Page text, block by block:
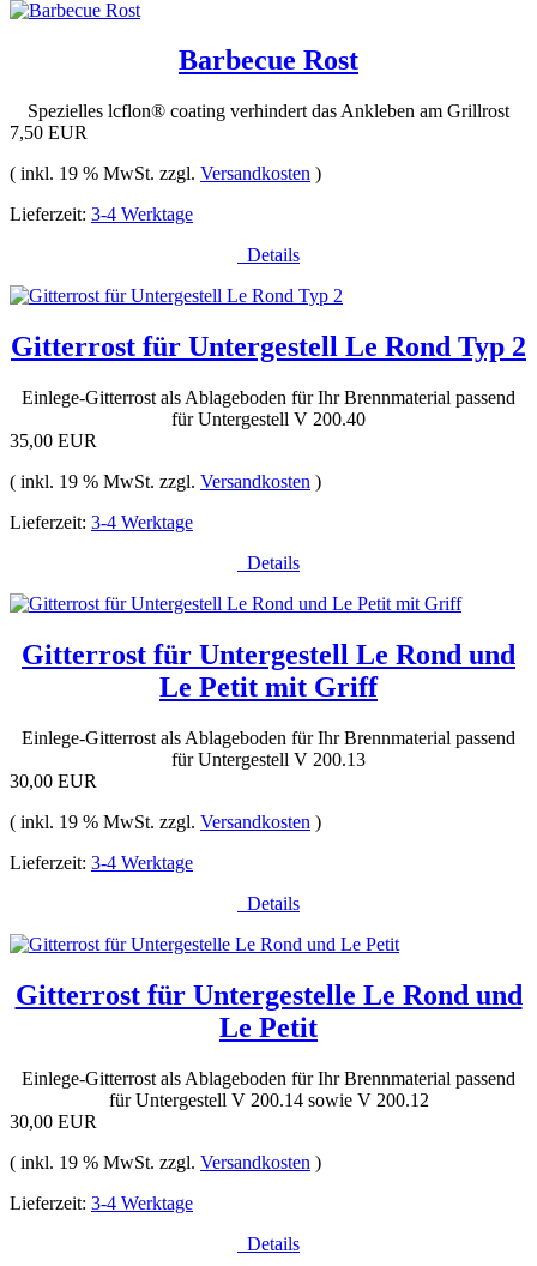
Barbecue Rost
Spezielles lcflon® coating verhindert das Ankleben am Grillrost
7,50 EUR
( inkl. 19 % MwSt. zzgl. Versandkosten )
Lieferzeit: 3-4 Werktage
Details
Gitterrost für Untergestell Le Rond Typ 2
Einlege-Gitterrost als Ablageboden für Ihr Brennmaterial passend
für Untergestell V 200.40
35,00 EUR
( inkl. 19 % MwSt. zzgl. Versandkosten )
Lieferzeit: 3-4 Werktage
Details
Gitterrost für Untergestell Le Rond und
Le Petit mit Griff
Einlege-Gitterrost als Ablageboden für Ihr Brennmaterial passend
für Untergestell V 200.13
30,00 EUR
( inkl. 19 % MwSt. zzgl. Versandkosten )
Lieferzeit: 3-4 Werktage
Details
Gitterrost für Untergestelle Le Rond und
Le Petit
Einlege-Gitterrost als Ablageboden für Ihr Brennmaterial passend
für Untergestell V 200.14 sowie V 200.12
30,00 EUR
( inkl. 19 % MwSt. zzgl. Versandkosten )
Lieferzeit: 3-4 Werktage
Details